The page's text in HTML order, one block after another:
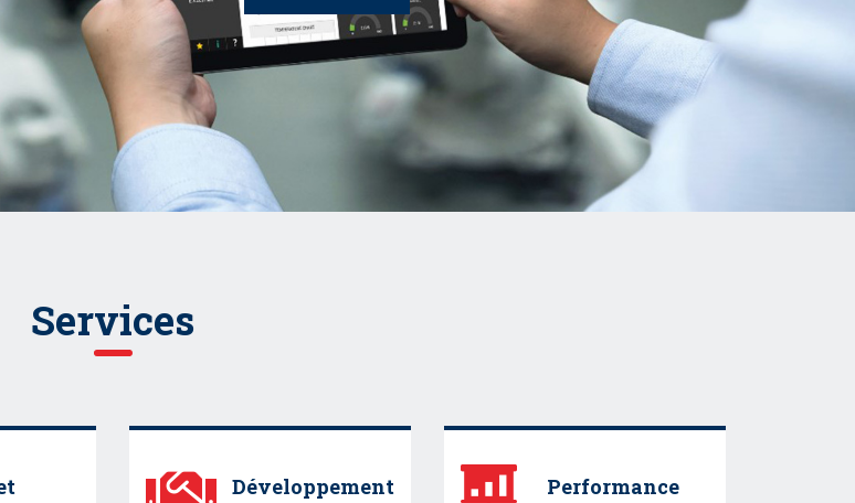
Services
Développement
Performance